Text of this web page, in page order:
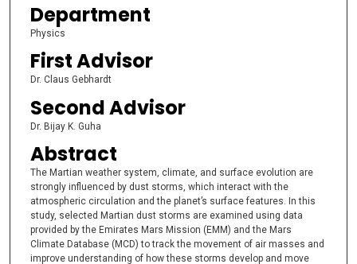
Department
Physics
First Advisor
Dr. Claus Gebhardt
Second Advisor
Dr. Bijay K. Guha
Abstract
The Martian weather system, climate, and surface evolution are
strongly influenced by dust storms, which interact with the
atmospheric circulation and the planet’s surface features. In this
study, selected Martian dust storms are examined using data
provided by the Emirates Mars Mission (EMM) and the Mars
Climate Database (MCD) to track the movement of air masses and
improve understanding of how these storms develop and move